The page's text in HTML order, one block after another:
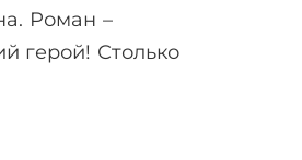
Роман –
герой! Столько